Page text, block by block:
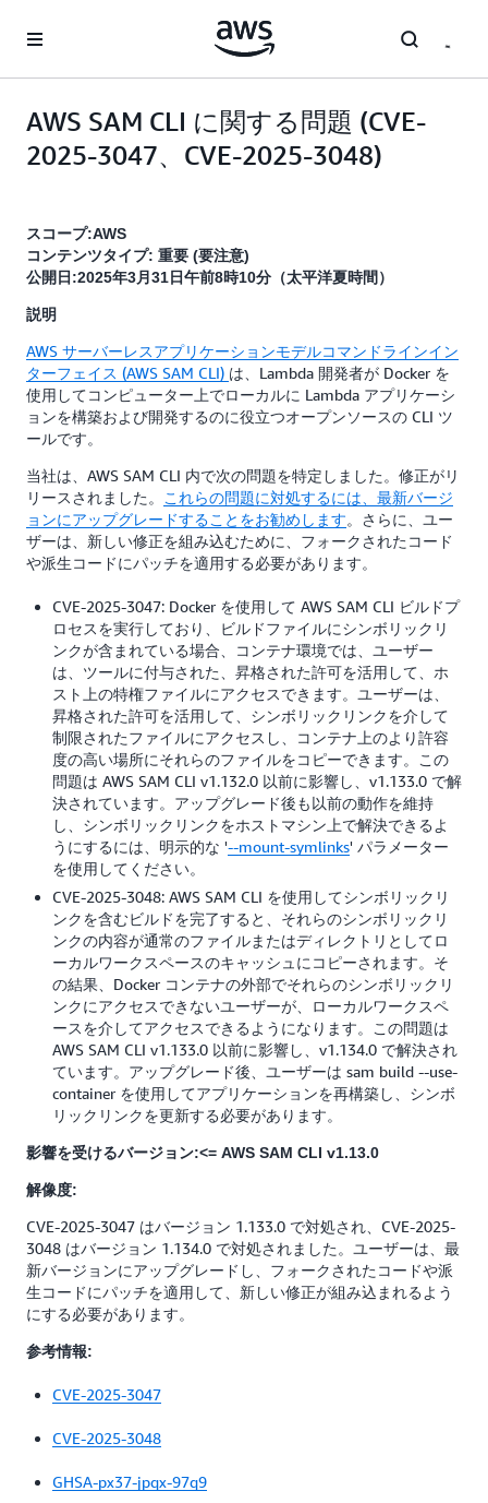
AWS SAM CLI に関する問題 (CVE-
2025-3047、CVE-2025-3048)
スコープ:AWS
コンテンツタイプ: 重要 (要注意)
公開日:2025年3月31日午前8時10分（太平洋夏時間）
説明
AWS サーバーレスアプリケーションモデルコマンドラインイン
ターフェイス (AWS SAM CLI) は、Lambda 開発者が Docker を
使用してコンピューター上でローカルに Lambda アプリケーシ
ョンを構築および開発するのに役立つオープンソースの CLI ツ
ールです。
当社は、AWS SAM CLI 内で次の問題を特定しました。修正がリ
リースされました。
これらの問題に対処するには、最新バージ
ョンにアップグレードすることをお勧めします。さらに、ユー
ザーは、新しい修正を組み込むために、フォークされたコード
や派生コードにパッチを適用する必要があります。
CVE-2025-3047: Docker を使用して AWS SAM CLI ビルドプ
ロセスを実行しており、ビルドファイルにシンボリックリ
ンクが含まれている場合、コンテナ環境では、ユーザー
は、ツールに付与された、昇格された許可を活用して、ホ
スト上の特権ファイルにアクセスできます。ユーザーは、
昇格された許可を活用して、シンボリックリンクを介して
制限されたファイルにアクセスし、コンテナ上のより許容
度の高い場所にそれらのファイルをコピーできます。この
問題は AWS SAM CLI v1.132.0 以前に影響し、v1.133.0 で解
決されています。アップグレード後も以前の動作を維持
し、シンボリックリンクをホストマシン上で解決できるよ
うにするには、明示的な '--mount-symlinks' パラメーター
を使用してください。
CVE-2025-3048: AWS SAM CLI を使用してシンボリックリ
ンクを含むビルドを完了すると、それらのシンボリックリ
ンクの内容が通常のファイルまたはディレクトリとしてロ
ーカルワークスペースのキャッシュにコピーされます。そ
の結果、Docker コンテナの外部でそれらのシンボリックリ
ンクにアクセスできないユーザーが、ローカルワークスペ
ースを介してアクセスできるようになります。この問題は
AWS SAM CLI v1.133.0 以前に影響し、v1.134.0 で解決され
ています。アップグレード後、ユーザーは sam build --use-
container を使用してアプリケーションを再構築し、シンボ
リックリンクを更新する必要があります。
影響を受けるバージョン:<= AWS SAM CLI v1.13.0
解像度:
CVE-2025-3047 はバージョン 1.133.0 で対処され、CVE-2025-
3048 はバージョン 1.134.0 で対処されました。ユーザーは、最
新バージョンにアップグレードし、フォークされたコードや派
生コードにパッチを適用して、新しい修正が組み込まれるよう
にする必要があります。
参考情報:
CVE-2025-3047
CVE-2025-3048
GHSA-px37-jpqx-97q9